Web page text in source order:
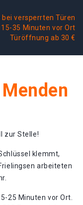
versperrten Türen
35 Minuten vor Ort
Türöffnung ab 30 €
zur Stelle!
klemmt,
arbeiteten
25 Minuten vor Ort.